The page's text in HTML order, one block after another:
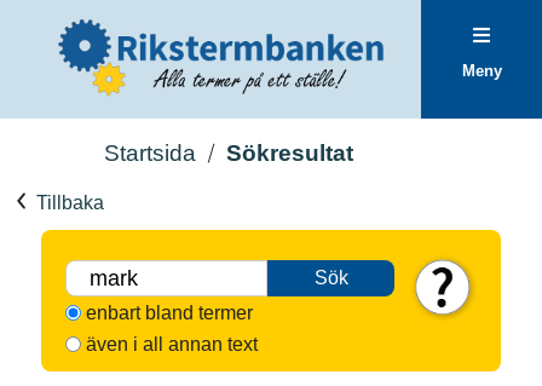
Meny
Startsida Sökresultat
Tillbaka
Sök
enbart bland termer
även i all annan text